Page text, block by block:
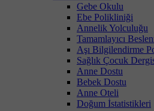
Gebe Okulu
Ebe Polikliniği
Annelik Yolculuğu
Tamamlayıcı
Aşı Bilgilendirme
Sağlık Çocuk
Anne Dostu
Bebek Dostu
Anne Oteli
Doğum İstatistikleri